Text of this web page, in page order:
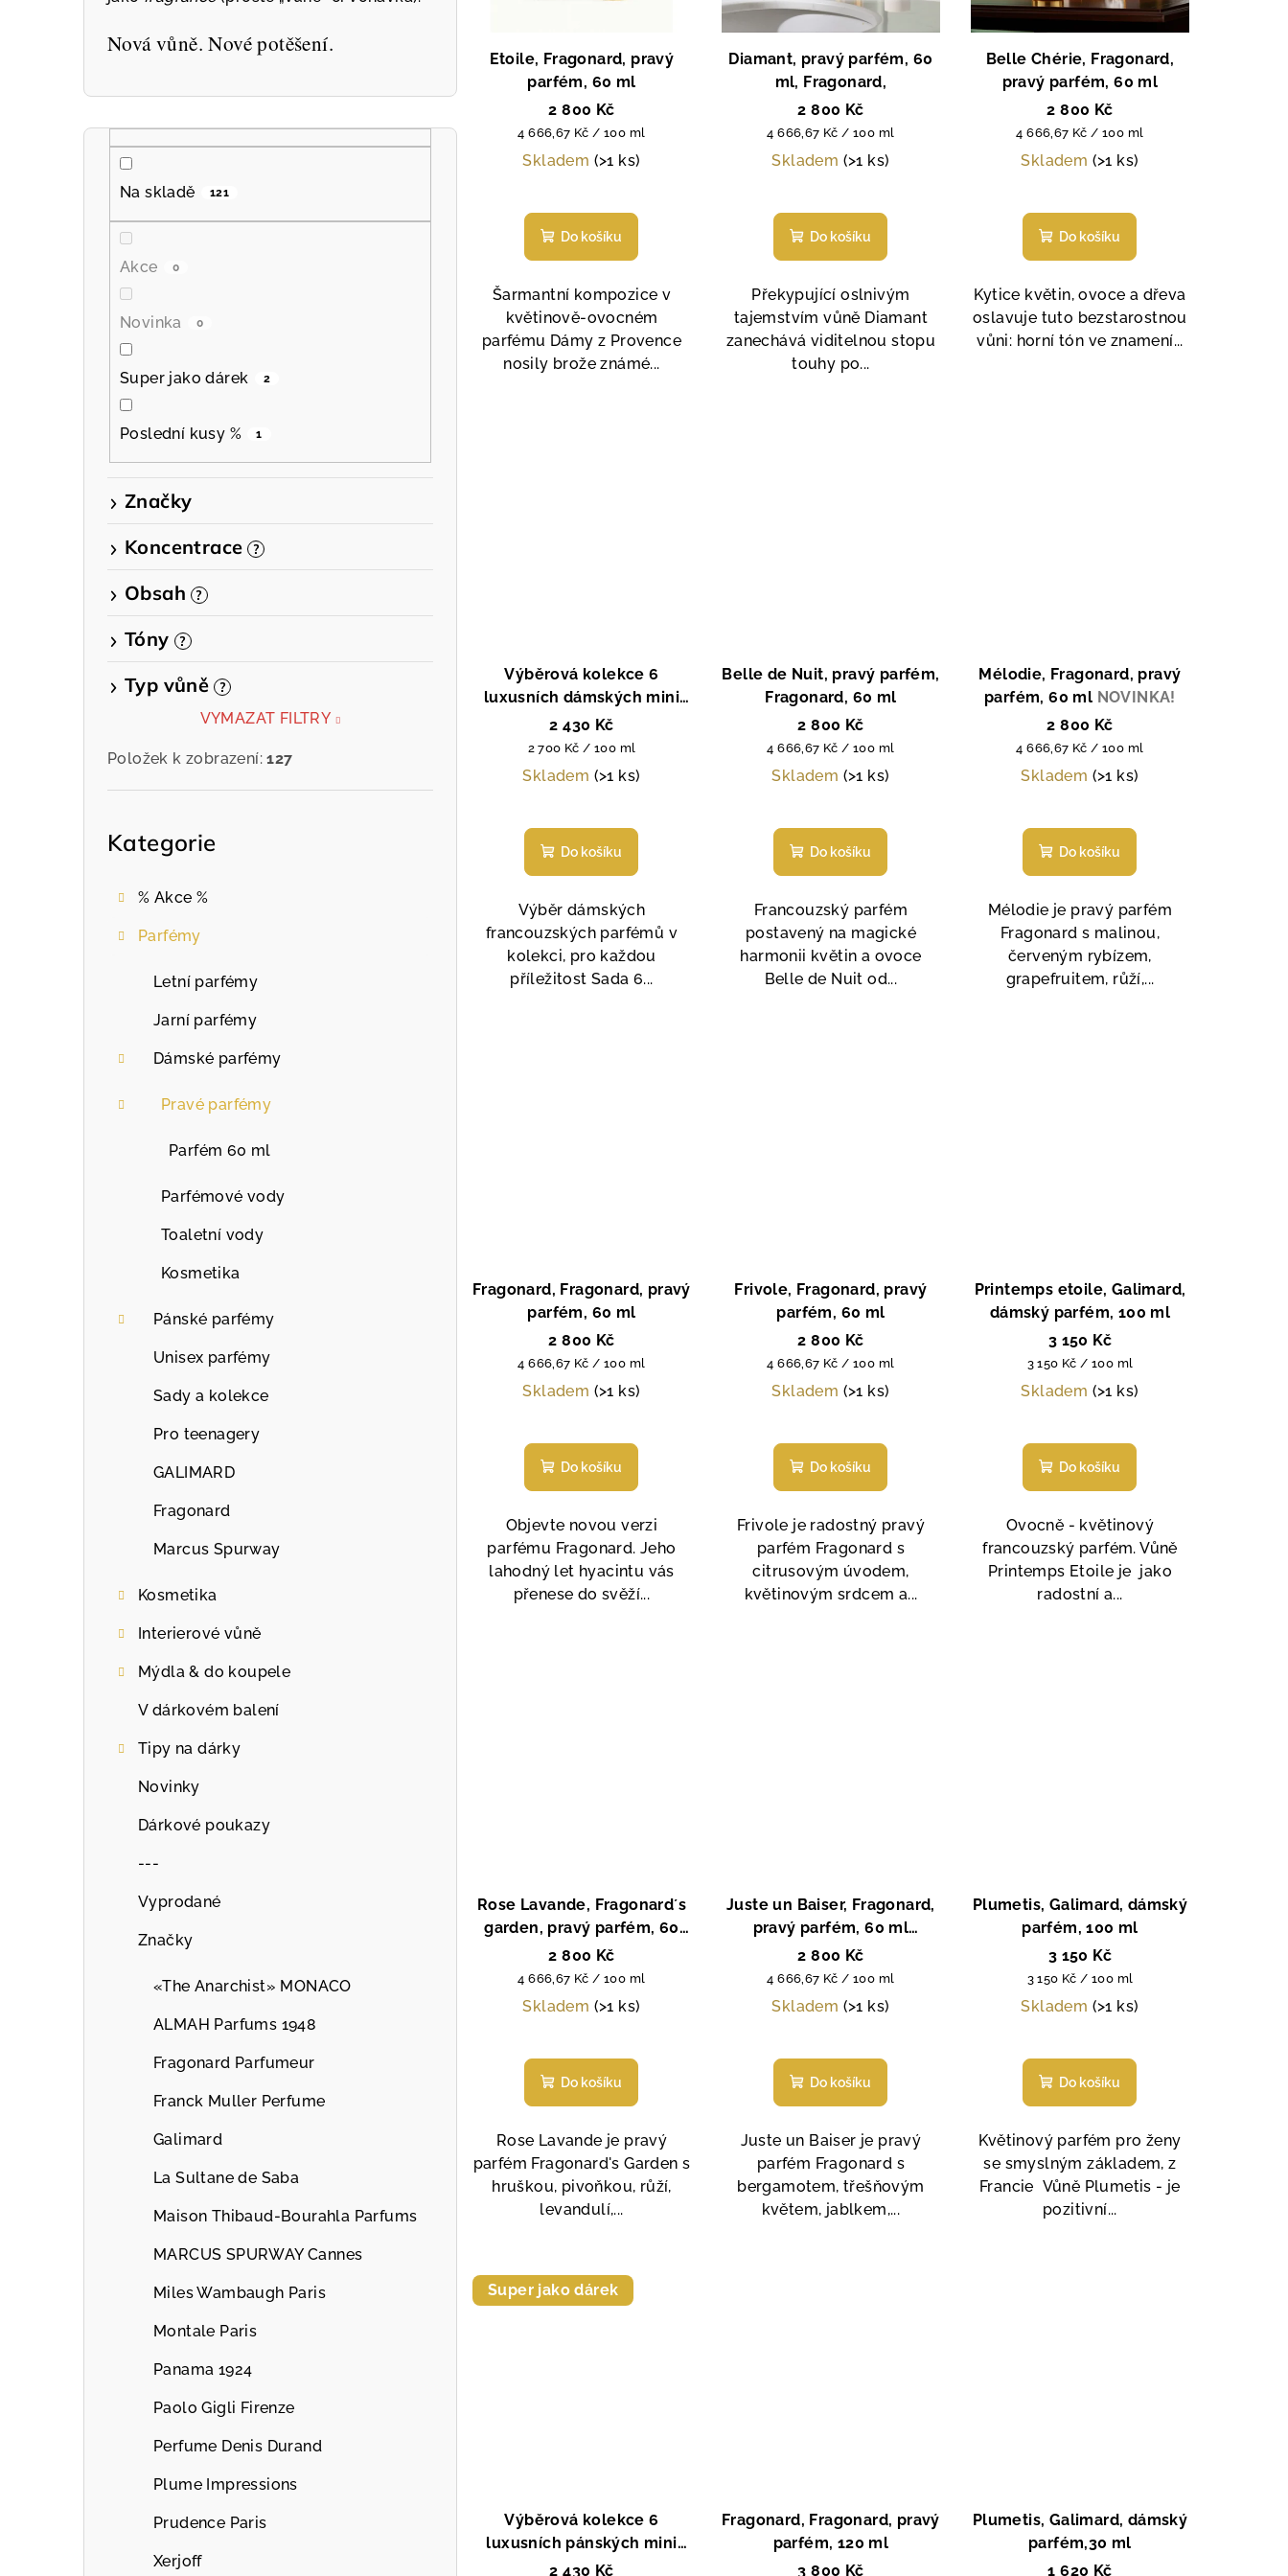
Nová vůně. Nové potěšení.
P
Na skladě 121
Akce 0
Novinka 0
Super jako dárek 2
Poslední kusy % 1
Značky
Koncentrace
?
Obsah ?
Tóny ?
Typ vůně ?
VYMAZAT FILTRY
Položek k zobrazení:127
Kategorie
% Akce %
Parfémy
Letní parfémy
Jarní parfémy
Dámské parfémy
Pravé parfémy
Parfém 60 ml
Parfémové vody
Toaletní vody
Kosmetika
Pánské parfémy
Unisex parfémy
Sady a kolekce
Pro teenagery
GALIMARD
Fragonard
Marcus Spurway
Kosmetika
Interierové vůně
Mýdla & do koupele
V dárkovém balení
Tipy na dárky
Novinky
Dárkové poukazy
---
Vyprodané
Značky
«The Anarchist» MONACO
ALMAH Parfums 1948
Fragonard Parfumeur
Franck Muller Perfume
Galimard
La Sultane de Saba
Maison Thibaud-Bourahla Parfums
MARCUS SPURWAY Cannes
Miles Wambaugh Paris
Montale Paris
Panama 1924
Paolo Gigli Firenze
Perfume Denis Durand
Plume Impressions
Prudence Paris
Xerjoff
d
oEtoile, Fragonard, pravý
parfém, 60 ml
2 800 Kč
Měrná
cena:
4 666,67 Kč / 100 ml
Skladem (>1 ks)
hodnocení
produktu
je
hvězdiček.
Do košíku
Šarmantní kompozice v
květinově-ovocném
parfému Dámy z Provence
nosily brože známé...
Diamant, pravý parfém, 60
ml, Fragonard,
2 800 Kč
Měrná
cena:
4 666,67 Kč / 100 ml
Skladem (>1 ks)
hodnocení
produktu
je
4,6
z
5
Do košíku
Překypující oslnivým
tajemstvím vůně Diamant
zanechává viditelnou stopu
touhy po...
Belle Chérie, Fragonard,
pravý parfém, 60 ml
2 800 Kč
Měrná
cena:
4 666,67 Kč / 100 ml
Skladem (>1 ks)
hodnocení
produktu
je
z
Do košíku
Kytice květin, ovoce a dřeva
oslavuje tuto bezstarostnou
vůni: horní tón ve znamení...
Výběrová kolekce 6
luxusních dámských mini
parfémů, Galimard, dámský
parfém, 6 x 15 ml
2 430 Kč
Měrná
cena:
2 700 Kč / 100 ml
Skladem (>1 ks)
hodnocení
produktu
je
4,7
z
hvězdiček.
Do košíku
Výběr dámských
francouzských parfémů v
kolekci, pro každou
příležitost Sada 6...
Belle de Nuit, pravý parfém,
Fragonard, 60 ml
2 800 Kč
Měrná
cena:
4 666,67 Kč / 100 ml
Skladem (>1 ks)
hodnocení
produktu
je
4,6
5
hvězdiček.
Do košíku
Francouzský parfém
postavený na magické
harmonii květin a ovoce
Belle de Nuit od...
Mélodie, Fragonard, pravý
parfém, 60 ml NOVINKA!
2 800 Kč
Měrná
cena:
4 666,67 Kč / 100 ml
Skladem (>1 ks)
hodnocení
produktu
je
hvězdiček.
Do košíku
Mélodie je pravý parfém
Fragonard s malinou,
červeným rybízem,
grapefruitem, růží,...
Fragonard, Fragonard, pravý
parfém, 60 ml
2 800 Kč
Měrná
cena:
4 666,67 Kč / 100 ml
Skladem (>1 ks)
Do košíku
Objevte novou verzi
parfému Fragonard. Jeho
lahodný let hyacintu vás
přenese do svěží...
Frivole, Fragonard, pravý
parfém, 60 ml
2 800 Kč
Měrná
cena:
4 666,67 Kč / 100 ml
Skladem (>1 ks)
hodnocení
produktu
je
4,8
hvězdiček.
Do košíku
Frivole je radostný pravý
parfém Fragonard s
citrusovým úvodem,
květinovým srdcem a...
Printemps etoile, Galimard,
dámský parfém, 100 ml
3 150 Kč
Měrná
cena:
3 150 Kč / 100 ml
Skladem (>1 ks)
hodnocení
produktu
je
5,0
5
hvězdiček.
Do košíku
Ovocně - květinový
francouzský parfém. Vůně
Printemps Etoile je jako
radostní a...
Rose Lavande, Fragonard´s
garden, pravý parfém, 60
ml
2 800 Kč
Měrná
cena:
4 666,67 Kč / 100 ml
Skladem (>1 ks)
hodnocení
produktu
je
5,0
hvězdiček.
Do košíku
Rose Lavande je pravý
parfém Fragonard's Garden s
hruškou, pivoňkou, růží,
levandulí,...
Juste un Baiser, Fragonard,
pravý parfém, 60 ml
Oblíbený parfém s
vylepšeným složením!
2 800 Kč
Měrná
cena:
4 666,67 Kč / 100 ml
Skladem (>1 ks)
hodnocení
produktu
je
4,7
hvězdiček.
Do košíku
Juste un Baiser je pravý
parfém Fragonard s
bergamotem, třešňovým
květem, jablkem,...
Plumetis, Galimard, dámský
parfém, 100 ml
3 150 Kč
Měrná
cena:
3 150 Kč / 100 ml
Skladem (>1 ks)
hodnocení
produktu
je
5,0
5
hvězdiček.
Do košíku
Květinový parfém pro ženy
se smyslným základem, z
Francie Vůně Plumetis - je
pozitivní...
Super jako dárek
Výběrová kolekce 6
luxusních pánských mini
parfémů, Galimard, pánský
2 430 Kč
Fragonard, Fragonard, pravý
parfém, 120 ml
3 800 Kč
Plumetis, Galimard, dámský
parfém,30 ml
1 620 Kč